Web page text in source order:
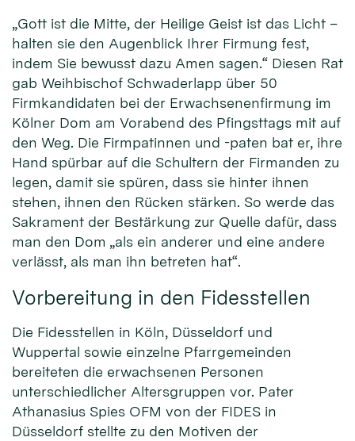
„Gott ist die Mitte, der Heilige Geist ist das Licht –
halten sie den Augenblick Ihrer Firmung fest,
indem Sie bewusst dazu Amen sagen.“ Diesen Rat
gab Weihbischof Schwaderlapp über 50
Firmkandidaten bei der Erwachsenenfirmung im
Kölner Dom am Vorabend des Pfingsttags mit auf
den Weg. Die Firmpatinnen und -paten bat er, ihre
Hand spürbar auf die Schultern der Firmanden zu
legen, damit sie spüren, dass sie hinter ihnen
stehen, ihnen den Rücken stärken. So werde das
Sakrament der Bestärkung zur Quelle dafür, dass
man den Dom „als ein anderer und eine andere
verlässt, als man ihn betreten hat“.
Vorbereitung in den Fidesstellen
Die Fidesstellen in Köln, Düsseldorf und
Wuppertal sowie einzelne Pfarrgemeinden
bereiteten die erwachsenen Personen
unterschiedlicher Altersgruppen vor. Pater
Athanasius Spies OFM von der FIDES in
Düsseldorf stellte zu den Motiven der